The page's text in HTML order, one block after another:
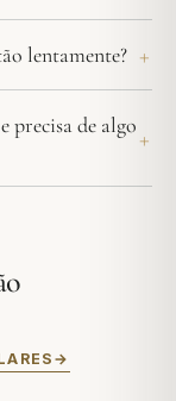
lentamente?
precisa de algo